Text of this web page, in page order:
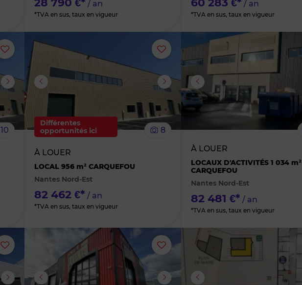
28 790 €* / an
*TVA en sus, taux en vigueur
60 283 €* / an
*TVA en sus, taux en vigueur
Ajouter
ou
supprimer
le
favoris
10
Ajouter
ou
supprimer
le
favoris
Différentes
opportunités ici
8
À LOUER
LOCAL 956 m² CARQUEFOU
Nantes Nord-Est
82 462 €* / an
*TVA en sus, taux en vigueur
À LOUER
LOCAUX D'ACTIVITÉS 1 034 m²
CARQUEFOU
Nantes Nord-Est
82 481 €* / an
*TVA en sus, taux en vigueur
Ajouter Ajouter
ou